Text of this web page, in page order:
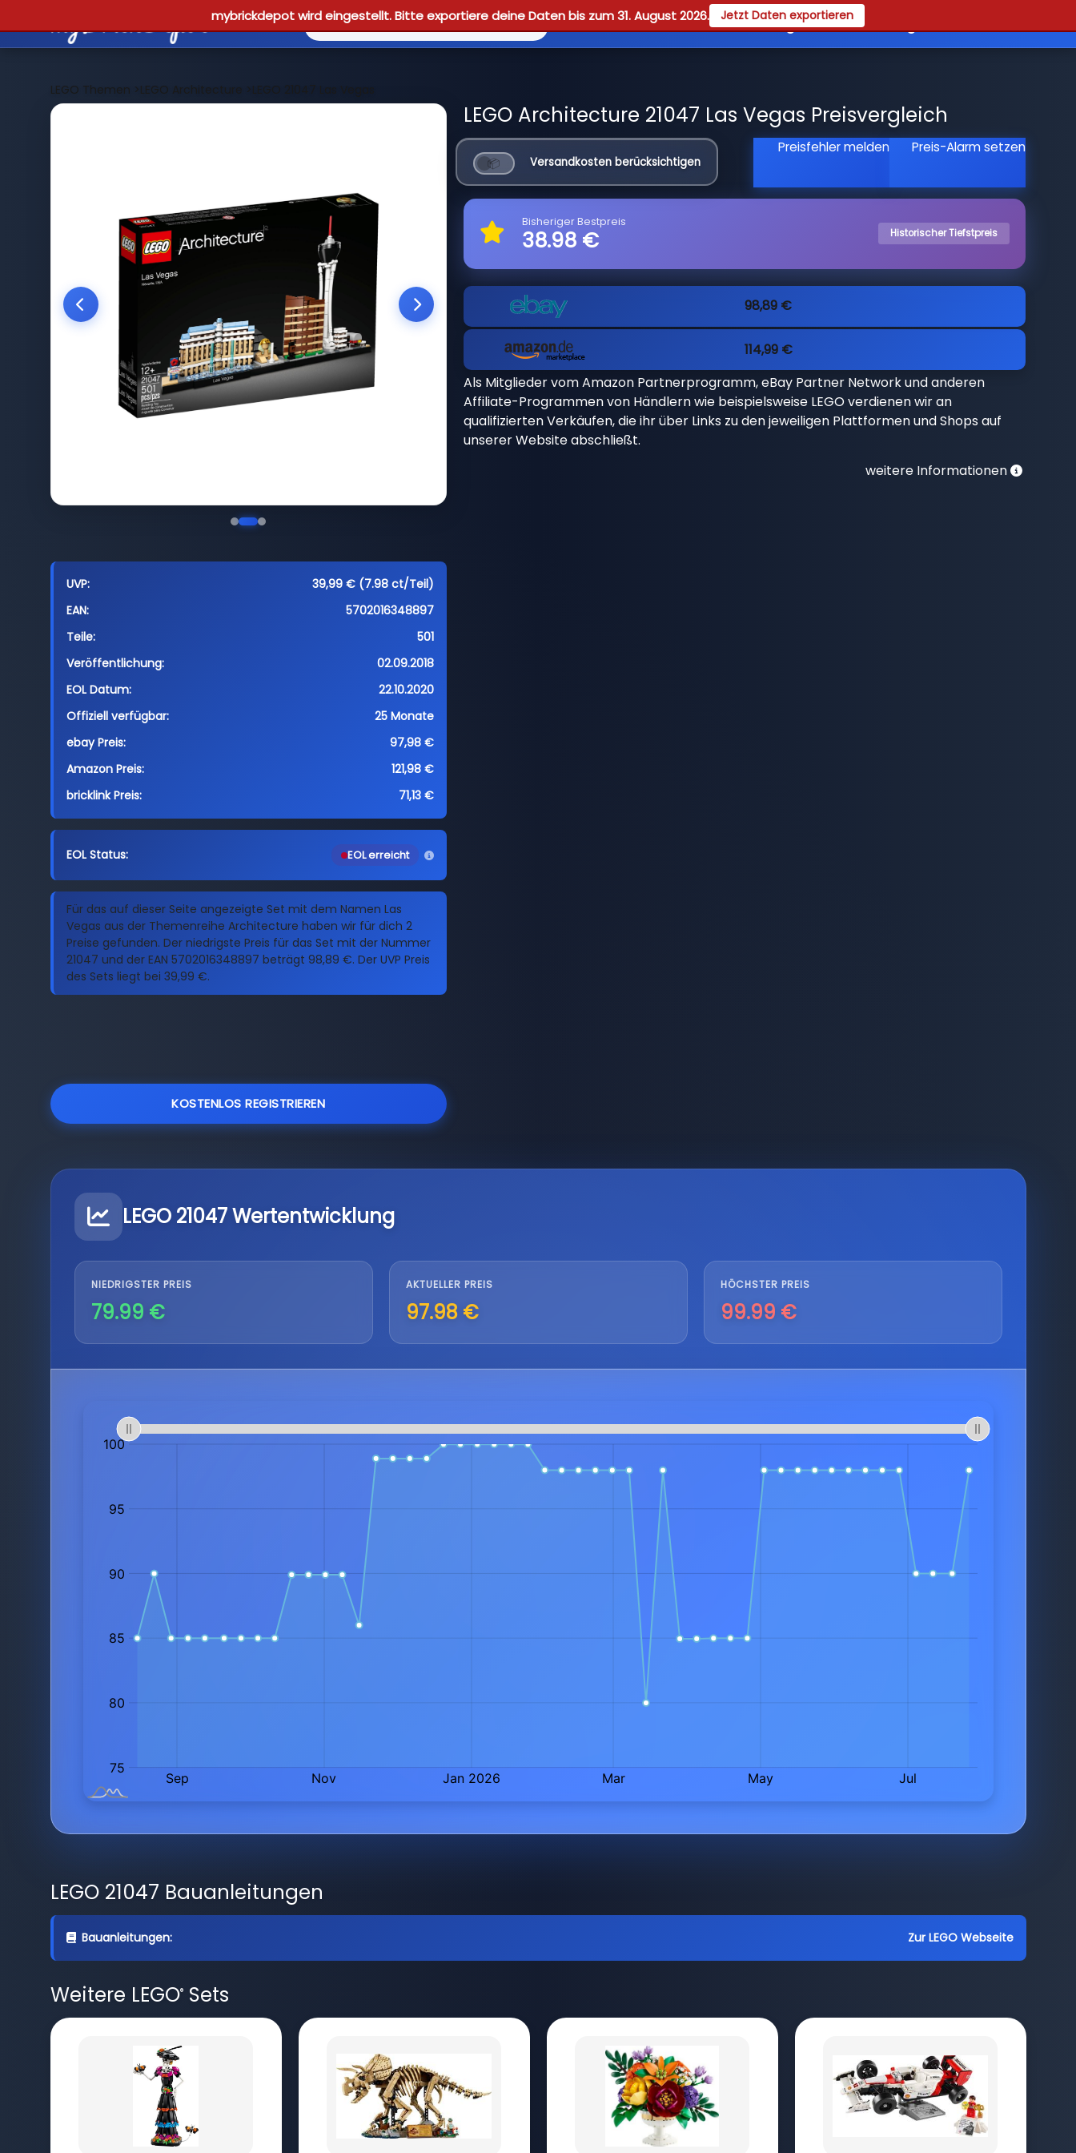
mybrickdepot wird eingestellt. Bitte exportiere deine Daten bis zum 31. August 2026. Jetzt Daten exportieren
Reviews Guides Registrieren
LEGO Themen >LEGO Architecture >LEGO 21047 Las Vegas
UVP:
39,99 € (7.98 ct/Teil)
EAN:
5702016348897
Teile:
501
Veröffentlichung:
02.09.2018
EOL Datum:
22.10.2020
Offiziell verfügbar:
25 Monate
ebay Preis:
97,98 €
Amazon Preis:
121,98 €
bricklink Preis:
71,13 €
EOL Status: EOL erreicht
Für das auf dieser Seite angezeigte Set mit dem Namen Las
Vegas aus der Themenreihe Architecture haben wir für dich 2
Preise gefunden. Der niedrigste Preis für das Set mit der Nummer
21047 und der EAN 5702016348897 beträgt 98,89 €. Der UVP Preis
des Sets liegt bei 39,99 €.
KOSTENLOS REGISTRIEREN
LEGO Architecture 21047 Las Vegas Preisvergleich
Versandkosten berücksichtigen
Preisfehler melden Preis-Alarm setzen
Bisheriger Bestpreis
38.98 € Historischer Tiefstpreis
98,89 €
114,99 €
Als Mitglieder vom Amazon Partnerprogramm, eBay Partner Network und anderen
Affiliate-Programmen von Händlern wie beispielsweise LEGO verdienen wir an
qualifizierten Verkäufen, die ihr über Links zu den jeweiligen Plattformen und Shops auf
unserer Website abschließt.
weitere Informationen
LEGO 21047 Wertentwicklung
NIEDRIGSTER PREIS
79.99 €
AKTUELLER PREIS
97.98 €
HÖCHSTER PREIS
99.99 €
LEGO 21047 Bauanleitungen
Bauanleitungen: Zur LEGO Webseite
Weitere LEGO®Sets